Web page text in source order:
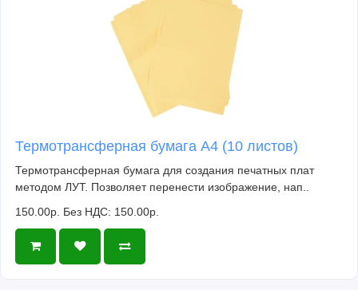
Термотрансферная бумага А4 (10 листов)
Термотрансферная бумага для создания печатных плат
методом ЛУТ. Позволяет перенести изображение, нап..
150.00р. Без НДС: 150.00р.